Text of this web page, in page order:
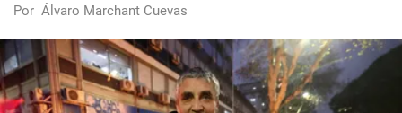
Por Álvaro Marchant Cuevas